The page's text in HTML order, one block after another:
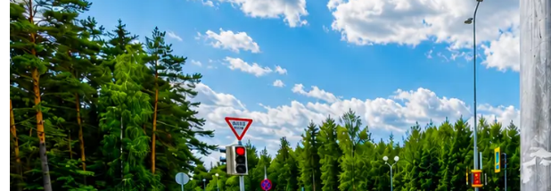
Lente
RYG ...
RYG de alto
300+200mm
Cruceros
PedSense sin